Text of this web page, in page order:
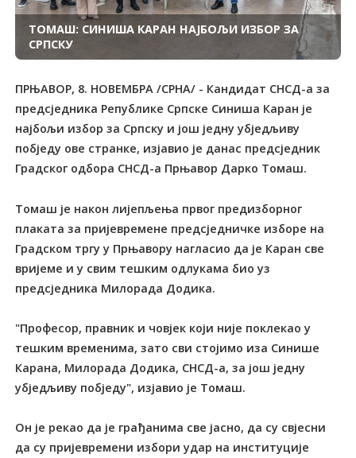
ТОМАШ: СИНИША КАРАН НАЈБОЉИ ИЗБОР ЗА
СРПСКУ
ПРЊАВОР, 8. НОВЕМБРА /СРНА/ - Кандидат СНСД-а за
предсједника Републике Српске Синиша Каран је
најбољи избор за Српску и још једну убједљиву
побједу ове странке, изјавио је данас предсједник
Градског одбора СНСД-а Прњавор Дарко Томаш.
Томаш је након лијепљења првог предизборног
плаката за пријевремене предсједничке изборе на
Градском тргу у Прњавору нагласио да је Каран све
вријеме и у свим тешким одлукама био уз
предсједника Милорада Додика.
"Професор, правник и човјек који није поклекао у
тешким временима, зато сви стојимо иза Синише
Карана, Милорада Додика, СНСД-а, за још једну
убједљиву побједу", изјавио је Томаш.
Он је рекао да је грађанима све јасно, да су свјесни
да су пријевремени избори удар на институције